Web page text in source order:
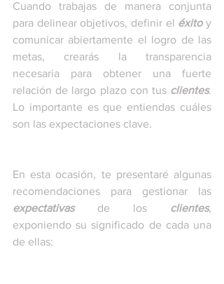
Cuando trabajas de manera conjunta
para delinear objetivos, definir el éxito y
comunicar abiertamente el logro de las
metas, crearás la transparencia
necesaria para obtener una fuerte
relación de largo plazo con tus clientes.
Lo importante es que entiendas cuáles
son las expectaciones clave.
En esta ocasión, te presentaré algunas
expectativas de los clientes,
exponiendo su significado de cada una
de ellas: